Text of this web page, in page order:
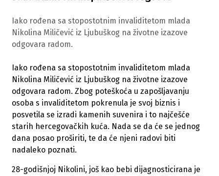
Iako rođena sa stopostotnim invaliditetom mlada
Nikolina Miličević iz Ljubuškog na životne izazove
odgovara radom.
Iako rođena sa stopostotnim invaliditetom mlada
Nikolina Miličević iz Ljubuškog na životne izazove
odgovara radom. Zbog poteškoća u zapošljavanju
osoba s invaliditetom pokrenula je svoj biznis i
posvetila se izradi kamenih suvenira i to najčešće
starih hercegovačkih kuća. Nada se da će se jednog
dana posao proširiti, te da će njeni radovi biti
nadaleko poznati.
28-godišnjoj Nikolini, još kao bebi dijagnosticirana je